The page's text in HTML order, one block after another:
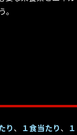
り、 １食当たり、 １